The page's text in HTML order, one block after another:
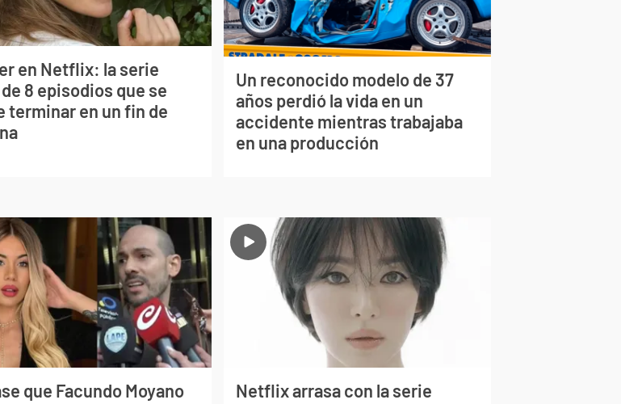
en Netflix: la serie
8 episodios que se
terminar en un fin de
Un reconocido modelo de 37
años perdió la vida en un
accidente mientras trabajaba
en una producción
que Facundo Moyano
Netflix arrasa con la serie